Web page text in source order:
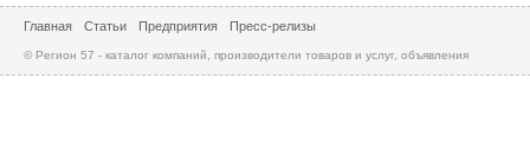
Главная Статьи Предприятия Пресс-релизы
© Регион 57 - каталог компаний, производители товаров и услуг, объявления